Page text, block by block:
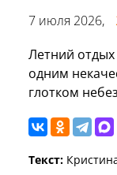
7 июля 2026,
Летний
одним
глотком
Текст: